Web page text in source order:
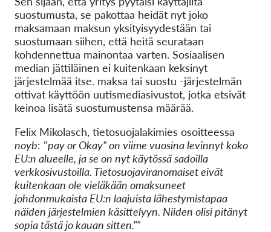
suostumusta, se pakottaa heidät nyt joko
maksamaan maksun yksityisyydestään tai
suostumaan siihen, että heitä seurataan
kohdennettua mainontaa varten. Sosiaalisen
median jättiläinen ei kuitenkaan keksinyt
järjestelmää itse. maksa tai suostu -järjestelmän
ottivat käyttöön uutismediasivustot, jotka etsivät
keinoa lisätä suostumustensa määrää.
Felix Mikolasch, tietosuojalakimies osoitteessa
noyb: "pay or Okay" on viime vuosina levinnyt koko
EU:n alueelle, ja se on nyt käytössä sadoilla
verkkosivustoilla. Tietosuojaviranomaiset eivät
kuitenkaan ole vieläkään omaksuneet
johdonmukaista EU:n laajuista lähestymistapaa
näiden järjestelmien käsittelyyn. Niiden olisi pitänyt
sopia tästä jo kauan sitten.""